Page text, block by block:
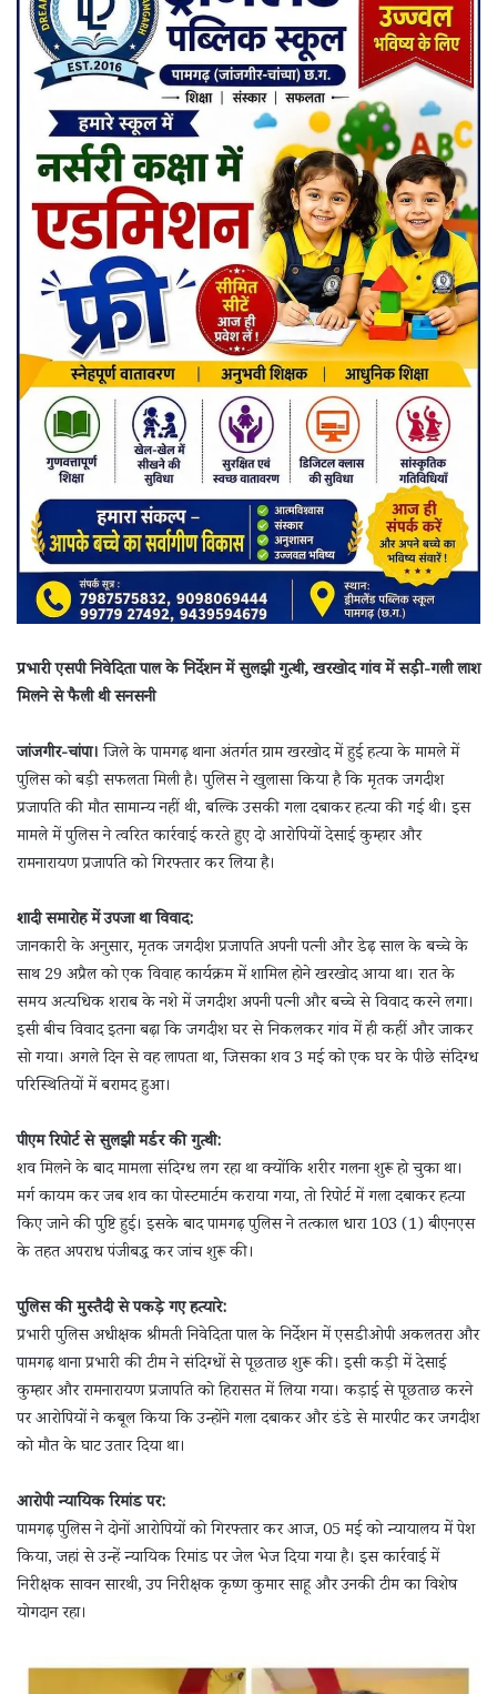
प्रभारी एसपी निवेदिता पाल के निर्देशन में सुलझी गुत्थी, खरखोद गांव में सड़ी-गली लाश
मिलने से फैली थी सनसनी
जांजगीर-चांपा।जिले के पामगढ़ थाना अंतर्गत ग्राम खरखोद में हुई हत्या के मामले में
पुलिस को बड़ी सफलता मिली है। पुलिस ने खुलासा किया है कि मृतक जगदीश
प्रजापति की मौत सामान्य नहीं थी, बल्कि उसकी गला दबाकर हत्या की गई थी। इस
मामले में पुलिस ने त्वरित कार्रवाई करते हुए दो आरोपियों देसाई कुम्हार और
रामनारायण प्रजापति को गिरफ्तार कर लिया है।
शादी समारोह में उपजा था विवाद:
जानकारी के अनुसार, मृतक जगदीश प्रजापति अपनी पत्नी और डेढ़ साल के बच्चे के
साथ 29 अप्रैल को एक विवाह कार्यक्रम में शामिल होने खरखोद आया था। रात के
समय अत्यधिक शराब के नशे में जगदीश अपनी पत्नी और बच्चे से विवाद करने लगा।
इसी बीच विवाद इतना बढ़ा कि जगदीश घर से निकलकर गांव में ही कहीं और जाकर
सो गया। अगले दिन से वह लापता था, जिसका शव 3 मई को एक घर के पीछे संदिग्ध
परिस्थितियों में बरामद हुआ।
पीएम रिपोर्ट से सुलझी मर्डर की गुत्थी:
शव मिलने के बाद मामला संदिग्ध लग रहा था क्योंकि शरीर गलना शुरू हो चुका था।
मर्ग कायम कर जब शव का पोस्टमार्टम कराया गया, तो रिपोर्ट में गला दबाकर हत्या
किए जाने की पुष्टि हुई। इसके बाद पामगढ़ पुलिस ने तत्काल धारा 103 (1) बीएनएस
के तहत अपराध पंजीबद्ध कर जांच शुरू की।
पुलिस की मुस्तैदी से पकड़े गए हत्यारे:
प्रभारी पुलिस अधीक्षक श्रीमती निवेदिता पाल के निर्देशन में एसडीओपी अकलतरा और
पामगढ़ थाना प्रभारी की टीम ने संदिग्धों से पूछताछ शुरू की। इसी कड़ी में देसाई
कुम्हार और रामनारायण प्रजापति को हिरासत में लिया गया। कड़ाई से पूछताछ करने
पर आरोपियों ने कबूल किया कि उन्होंने गला दबाकर और डंडे से मारपीट कर जगदीश
को मौत के घाट उतार दिया था।
आरोपी न्यायिक रिमांड पर:
पामगढ़ पुलिस ने दोनों आरोपियों को गिरफ्तार कर आज, 05 मई को न्यायालय में पेश
किया, जहां से उन्हें न्यायिक रिमांड पर जेल भेज दिया गया है। इस कार्रवाई में
निरीक्षक सावन सारथी, उप निरीक्षक कृष्ण कुमार साहू और उनकी टीम का विशेष
योगदान रहा।